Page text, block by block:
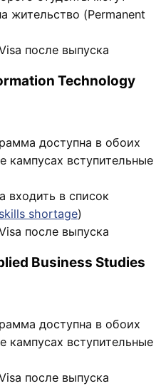
жительство (Permanent
после выпуска
Technology
доступна в обоих
кампусах вступительные
входить в список
shortage)
после выпуска
Business Studies
доступна в обоих
кампусах вступительные
после выпуска